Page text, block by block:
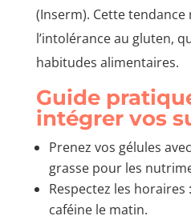
(Inserm). Cette
l’intolérance au gluten,
habitudes alimentaires.
Guide
intégrer vos
Prenez vos gélules
grasse pour les
Respectez les
caféine le matin.